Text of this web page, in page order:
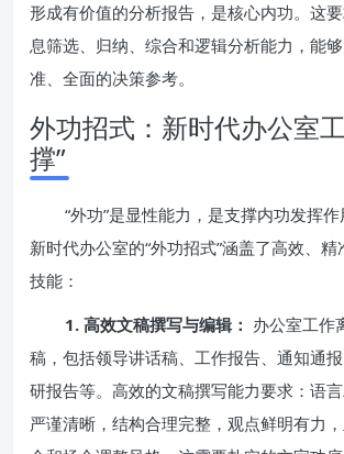
形成有价值的分析报告，是核心内功。这
息筛选、归纳、综合和逻辑分析能力，能
准、全面的决策参考。
外功招式：新时代办公室
撑”
“外功”是显性能力，是支撑内功发挥作
新时代办公室的“外功招式”涵盖了高效、
技能：
1. 高效文稿撰写与编辑： 办公室工作
稿，包括领导讲话稿、工作报告、通知通
研报告等。高效的文稿撰写能力要求：语
严谨清晰，结构合理完整，观点鲜明有力